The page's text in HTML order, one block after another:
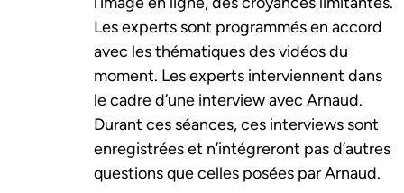
Les experts sont programmés en accord
avec les thématiques des vidéos du
moment. Les experts interviennent dans
le cadre d’une interview avec Arnaud.
Durant ces séances, ces interviews sont
enregistrées et n’intégreront pas d’autres
questions que celles posées par Arnaud.